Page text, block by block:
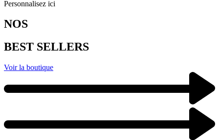
Personnalisez ici
NOS
BEST SELLERS
Voir la boutique